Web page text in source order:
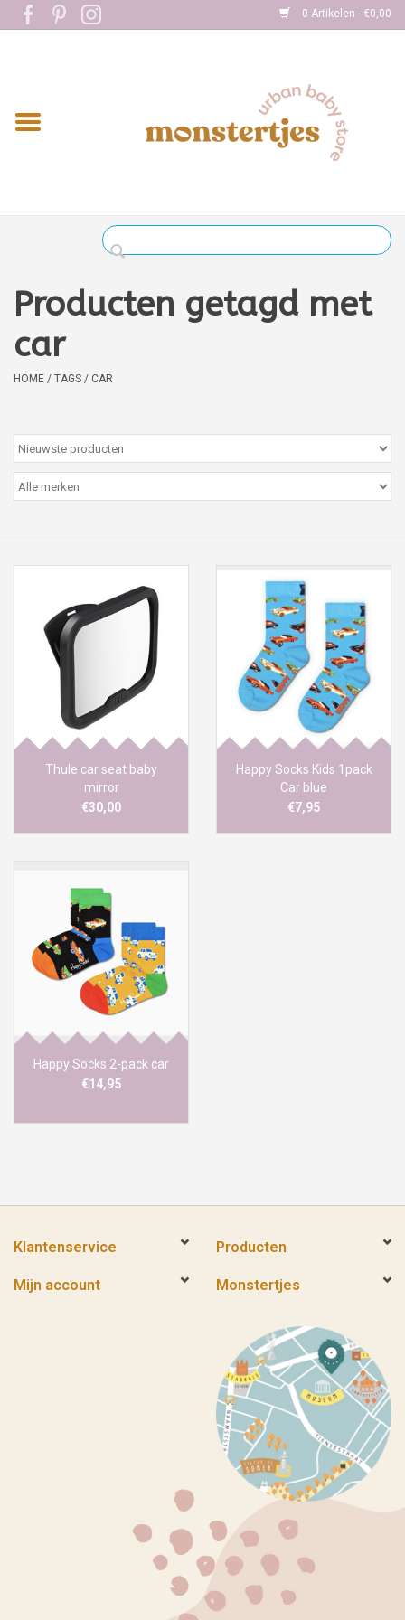
0 Artikelen - €0,00
Home
Kleding
Boekjes
kaartjes
Cadeaubon
Merken
Producten getagd met
car
HOME / TAGS / CAR
Thule car seat baby
mirror
€30,00
Happy Socks Kids 1pack
Car blue
€7,95
Happy Socks 2-pack car
€14,95
Klantenservice Producten
Mijn account Monstertjes